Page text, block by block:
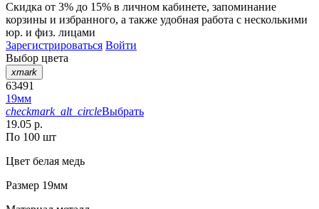
Скидка от 3% до 15% в личном кабинете, запоминание
корзины и избранного, а также удобная работа с несколькими
юр. и физ. лицами
Зарегистрироваться Войти
Выбор цвета
xmark
63491
19мм
checkmark_alt_circleВыбрать
19.05 р.
По 100 шт
Цвет белая медь
Размер 19мм